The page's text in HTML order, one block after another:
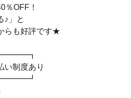
％OFF！
♪」と
らも好評です★
制度あり